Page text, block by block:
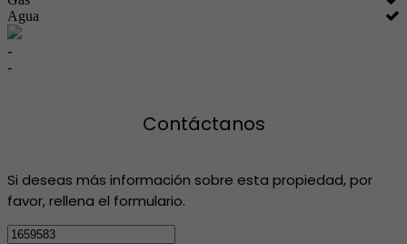
Agua
-
-
Contáctanos
Si deseas más información sobre esta propiedad, por
favor, rellena el formulario.